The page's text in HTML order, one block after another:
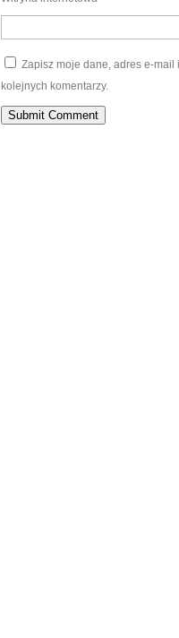
Zapisz moje dane, adres e-
kolejnych komentarzy.